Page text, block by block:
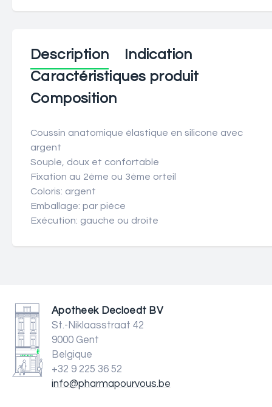
Description
Indication
Caractéristiques produit
Composition
Coussin anatomique élastique en silicone avec
argent
Souple, doux et confortable
Fixation au 2ème ou 3ème orteil
Coloris: argent
Emballage: par pièce
Exécution: gauche ou droite
Apotheek Decloedt BV
St.-Niklaasstraat 42
9000 Gent
Belgique
+32 9 225 36 52
info@pharmapourvous.be